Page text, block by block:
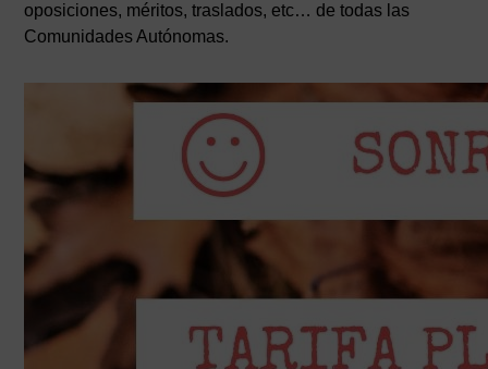
oposiciones, méritos, traslados, etc… de todas las
Comunidades Autónomas.